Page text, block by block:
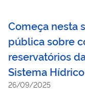
Começa nesta
pública sobre
reservatórios
Sistema
26/09/2025